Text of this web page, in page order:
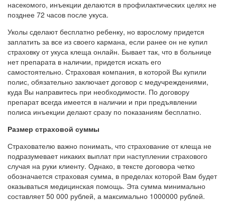
насекомого, инъекции делаются в профилактических целях не
позднее 72 часов после укуса.
Уколы сделают бесплатно ребенку, но взрослому придется
заплатить за все из своего кармана, если ранее он не купил
страховку от укуса клеща онлайн. Бывает так, что в больнице
нет препарата в наличии, придется искать его
самостоятельно. Страховая компания, в которой Вы купили
полис, обязательно заключает договор с медучреждениями,
куда Вы направитесь при необходимости. По договору
препарат всегда имеется в наличии и при предъявлении
полиса инъекции делают сразу по показаниям бесплатно.
Размер страховой суммы
Страхователю важно понимать, что страхование от клеща не
подразумевает никаких выплат при наступлении страхового
случая на руки клиенту. Однако, в тексте договора четко
обозначается страховая сумма, в пределах которой Вам будет
оказываться медицинская помощь. Эта сумма минимально
составляет 50 000 рублей, а максимально 1000000 рублей.